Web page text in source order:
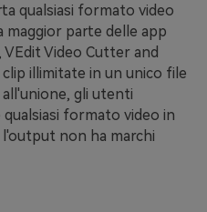
qualsiasi formato video
maggior parte delle app
, VEdit Video Cutter and
illimitate in un unico file
gli utenti
formato video in
l'output non ha marchi